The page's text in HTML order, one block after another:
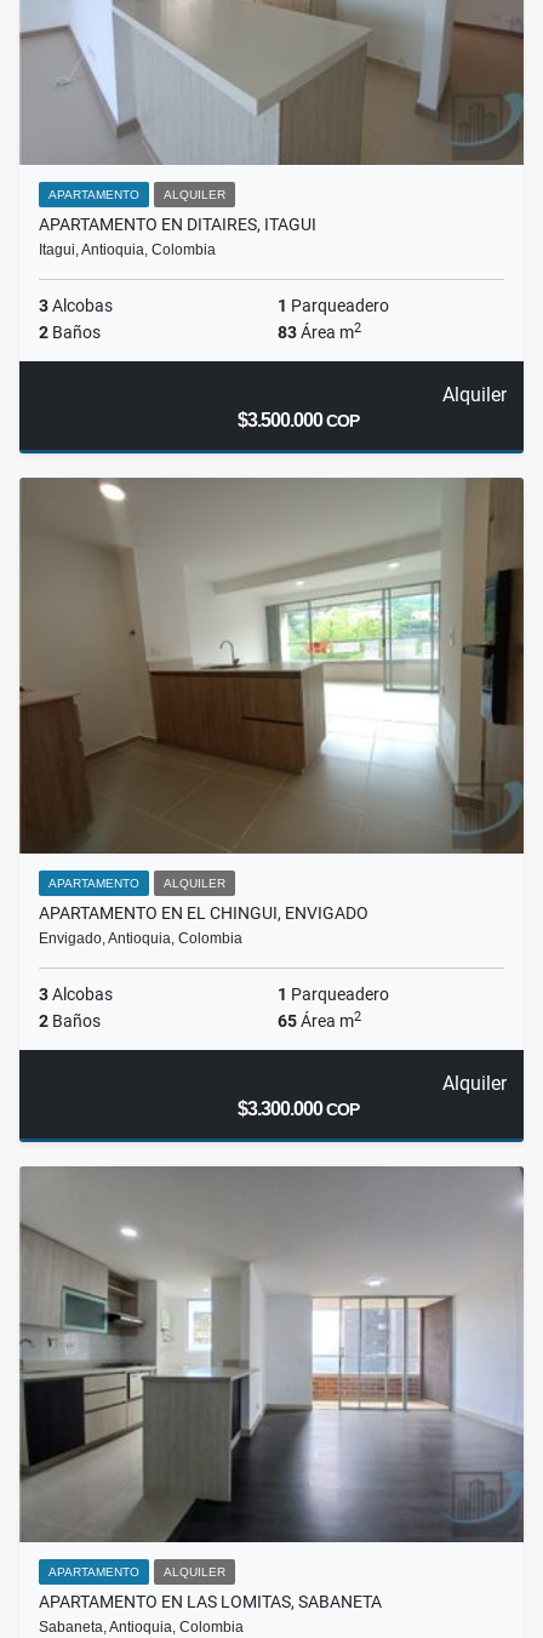
APARTAMENTO ALQUILER
APARTAMENTO EN DITAIRES, ITAGUI
Itagui, Antioquia, Colombia
3Alcobas 1 Parqueadero
2 Baños 83Área m2
Alquiler
$3.500.000COP
APARTAMENTO ALQUILER
APARTAMENTO EN EL CHINGUI, ENVIGADO
Envigado, Antioquia, Colombia
3Alcobas 1 Parqueadero
2 Baños 65Área m2
Alquiler
$3.300.000COP
APARTAMENTO ALQUILER
APARTAMENTO EN LAS LOMITAS, SABANETA
Sabaneta, Antioquia, Colombia